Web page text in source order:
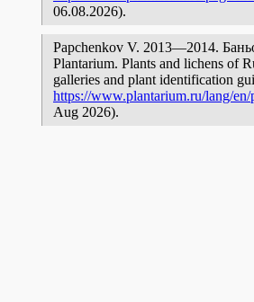
06.08.2026).
Papchenkov V. 2013—2014.
Plantarium. Plants and lichens of
galleries and plant identification
https://www.plantarium.ru/lang/
Aug 2026).